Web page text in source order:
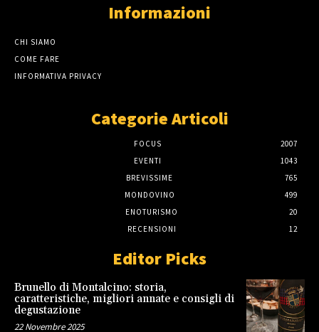
Informazioni
CHI SIAMO
COME FARE
INFORMATIVA PRIVACY
Categorie Articoli
FOCUS
2007
EVENTI
1043
BREVISSIME
765
MONDOVINO
499
ENOTURISMO
20
RECENSIONI
12
Editor Picks
Brunello di Montalcino: storia,
caratteristiche, migliori annate e consigli di
degustazione
22 Novembre 2025